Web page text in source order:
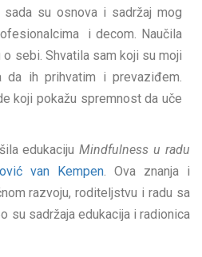
sada su osnova i sadržaj mog
i decom. Naučila
sebi. Shvatila sam koji su moji
ih prihvatim i prevaziđem.
koji pokažu spremnost da uče
edukacijuMindfulness u radu
van Kempen. Ova znanja i
razvoju, roditeljstvu i radu sa
su sadržaja edukacija i radionica